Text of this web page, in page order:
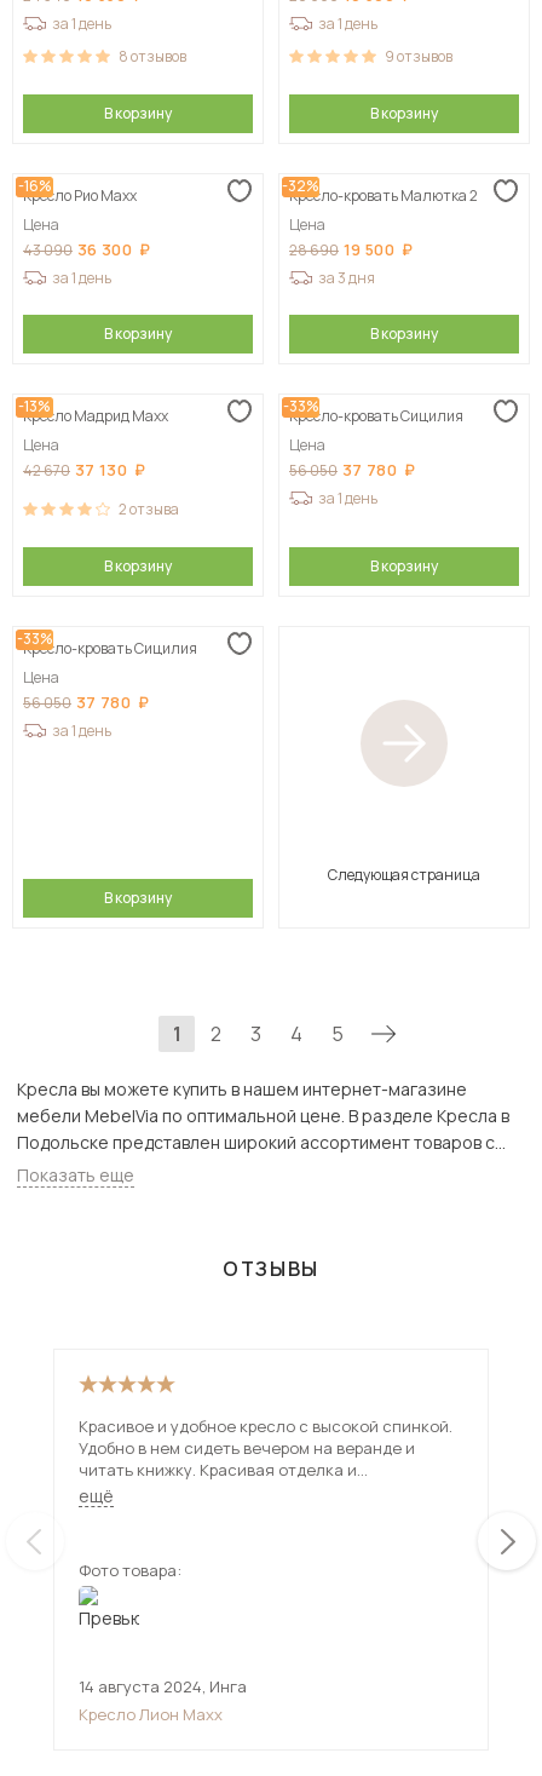
за 1 день
8отзывов
В корзину
за 1 день
9отзывов
В корзину
-16%
Кресло Рио Maxx
Цена
43 090 36 300
за 1 день
В корзину
-32%
Кресло-кровать Малютка 2
Цена
28 690 19 500
за 3 дня
В корзину
-13%
Кресло Мадрид Maxx
Цена
42 670 37 130
2отзыва
В корзину
-33%
Кресло-кровать Сицилия
Цена
56 050 37 780
за 1 день
В корзину
-33%
Кресло-кровать Сицилия
Цена
56 050 37 780
за 1 день
В корзину
Следующая страница
1 2 3 4 5
Кресла вы можете купить в нашем интернет-магазине
мебели MebelVia по оптимальной цене. В разделе Кресла в
Подольске представлен широкий ассортимент товаров с
доставкой в Москве и Подмосковью, включая Подольск.
Всего товаров в категории «Кресла» - 2385 шт.
Показать еще
ОТЗЫВЫ
Красивое и удобное кресло с высокой спинкой.
Удобно в нем сидеть вечером на веранде и
читать книжку. Красивая отделка и
качественные материалы. Продуманный дизайн.
Легко раскладывается в спальное место
ещё
Фото товара:
14 августа 2024, Инга
Кресло Лион Maxx